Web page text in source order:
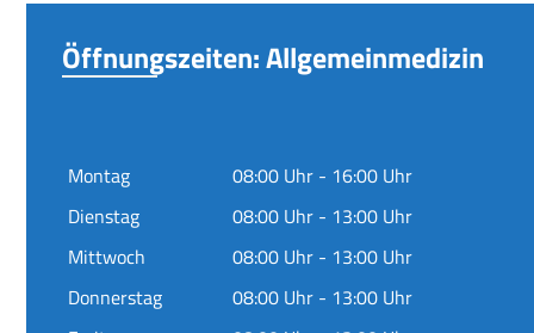
Öffnungszeiten: Allgemeinmedizin
Montag
08:00 Uhr - 16:00 Uhr
Dienstag
08:00 Uhr - 13:00 Uhr
Mittwoch
08:00 Uhr - 13:00 Uhr
Donnerstag
08:00 Uhr - 13:00 Uhr